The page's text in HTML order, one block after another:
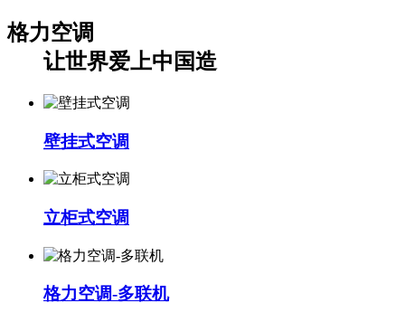
格力空调
让世界爱上中国造
壁挂式空调
立柜式空调
格力空调-多联机